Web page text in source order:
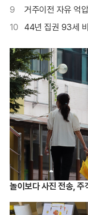
9
거주이전 자유 억
10
44년 집권 93세
놀이보다 사진 전송, 주